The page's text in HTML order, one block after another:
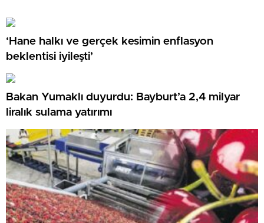
‘Hane halkı ve gerçek kesimin enflasyon
beklentisi iyileşti’
Bakan Yumaklı duyurdu: Bayburt’a 2,4 milyar
liralık sulama yatırımı